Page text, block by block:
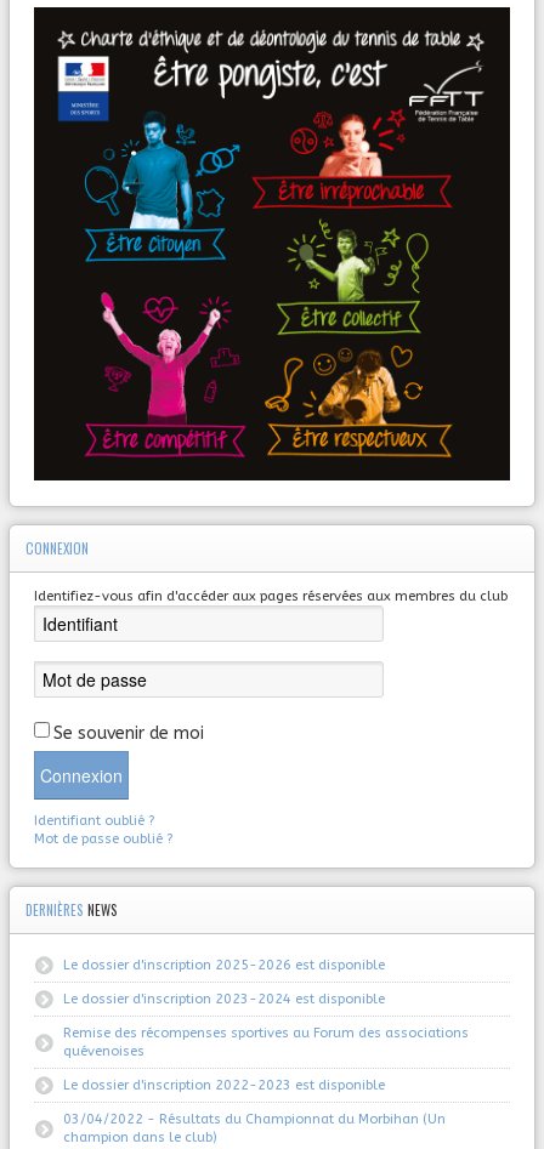
CONNEXION
Identifiez-vous afin d'accéder aux pages réservées aux membres du club
Se souvenir de moi
Connexion
Identifiant oublié ?
Mot de passe oublié ?
DERNIÈRES NEWS
Le dossier d'inscription 2025-2026 est disponible
Le dossier d'inscription 2023-2024 est disponible
Remise des récompenses sportives au Forum des associations
quévenoises
Le dossier d'inscription 2022-2023 est disponible
03/04/2022 - Résultats du Championnat du Morbihan (Un
champion dans le club)